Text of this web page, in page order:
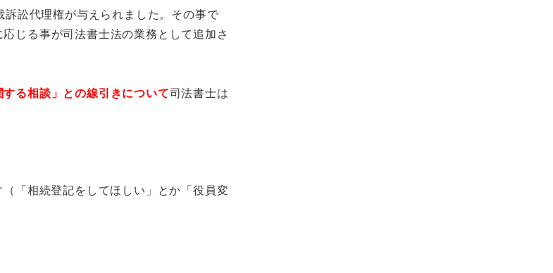
訟代理権が与えられました。その事で
じる事が司法書士法の業務として追加さ
る相談」との線引きについて司法書士は
「相続登記をしてほしい」とか「役員変